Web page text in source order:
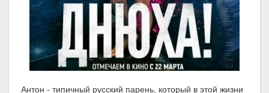
Антон - типичный русский парень, который в этой жизни